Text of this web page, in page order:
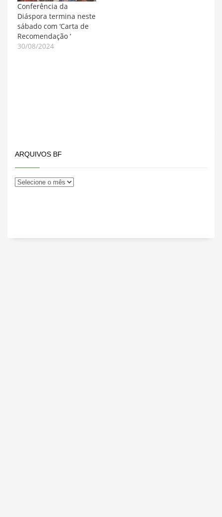
Conferência da
Diáspora termina neste
sábado com ‘Carta de
Recomendação ‘
30/08/2024
ARQUIVOS BF